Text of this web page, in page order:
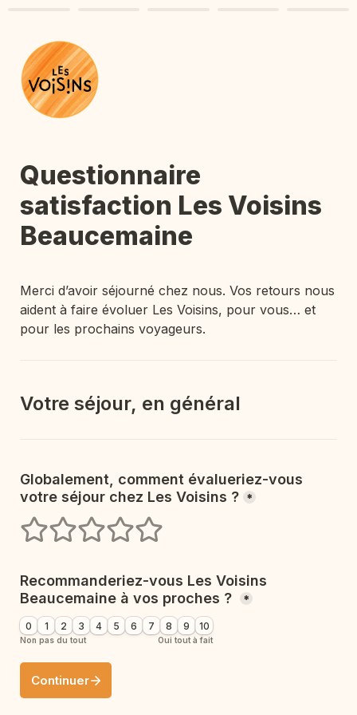
Questionnaire
satisfaction Les Voisins
Beaucemaine
Merci d’avoir séjourné chez nous. Vos retours nous
aident à faire évoluer Les Voisins, pour vous… et
pour les prochains voyageurs.
Votre séjour, en général
Globalement, comment évalueriez-vous
votre séjour chez Les Voisins ? *
1 étoiles2 étoiles3 étoiles4 étoiles5 étoiles
Recommanderiez-vous Les Voisins
Beaucemaine à vos proches ?
*
0 1 2 3 4 5 6 7 8 9 10
Non pas du tout Oui tout à fait
Continuer